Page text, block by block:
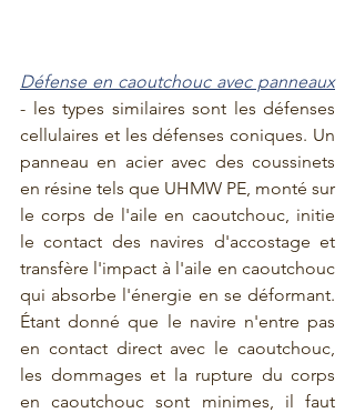
Défense en caoutchouc avec panneaux
- les types similaires sont les défenses
cellulaires et les défenses coniques. Un
panneau en acier avec des coussinets
en résine tels que UHMW PE, monté sur
le corps de l'aile en caoutchouc, initie
le contact des navires d'accostage et
transfère l'impact à l'aile en caoutchouc
qui absorbe l'énergie en se déformant.
Étant donné que le navire n'entre pas
en contact direct avec le caoutchouc,
les dommages et la rupture du corps
en caoutchouc sont minimes, il faut